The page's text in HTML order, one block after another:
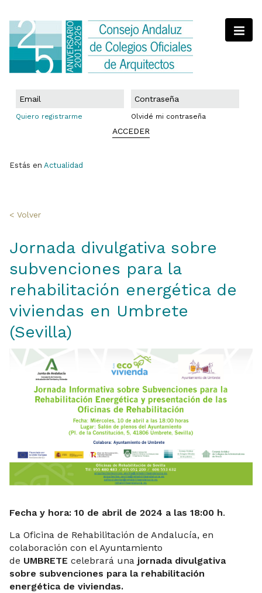
Quiero registrarme Olvidé mi contraseña
ACCEDER
Estás en Actualidad
< Volver
Jornada divulgativa sobre
subvenciones para la
rehabilitación energética de
viviendas en Umbrete
(Sevilla)
Fecha y hora: 10 de abril de 2024 a las 18:00 h.
La Oficina de Rehabilitación de Andalucía, en
colaboración con el Ayuntamiento
de UMBRETE celebrará una jornada divulgativa
sobre subvenciones para la rehabilitación
energética de viviendas.